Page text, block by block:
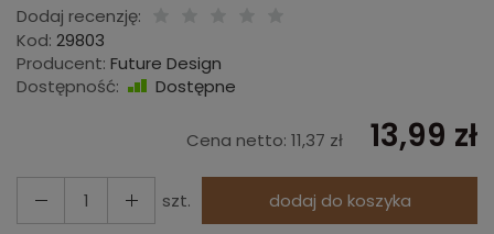
Dodaj recenzję:
Kod: 29803
Producent: Future Design
Dostępność:
Dostępne
Cena netto: 11,37 zł 13,99 zł
szt. dodaj do koszyka